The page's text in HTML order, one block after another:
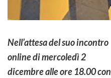
Nell’attesa del suo incontro
online di mercoledì 2
dicembre alle ore 18.00 con